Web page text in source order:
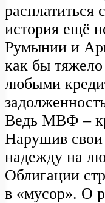
история ещё
Румынии и
как бы
любыми
Ведь МВФ –
Нарушив свои
надежду на
Облигации
в «мусор». О